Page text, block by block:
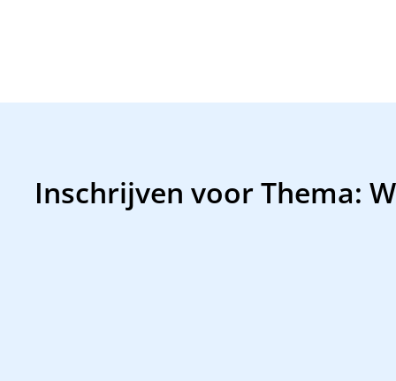
Inschrijven voor Thema: